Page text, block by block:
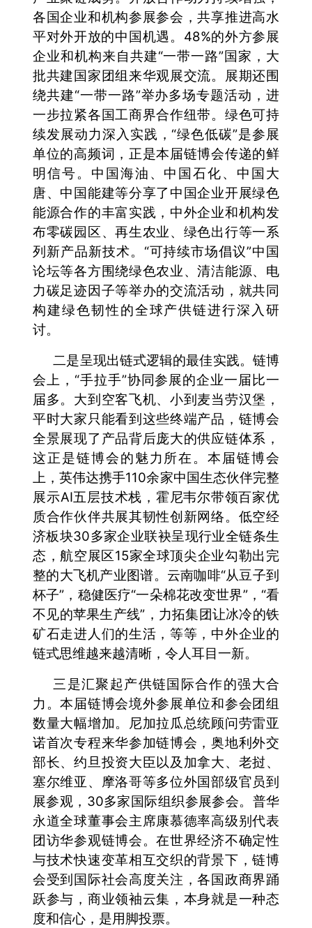
各国企业和机构参展参会，共享推进高水
平对外开放的中国机遇。48%的外方参展
企业和机构来自共建“一带一路”国家，大
批共建国家团组来华观展交流。展期还围
绕共建“一带一路”举办多场专题活动，进
一步拉紧各国工商界合作纽带。绿色可持
续发展动力深入实践，“绿色低碳”是参展
单位的高频词，正是本届链博会传递的鲜
明信号。中国海油、中国石化、中国大
唐、中国能建等分享了中国企业开展绿色
能源合作的丰富实践，中外企业和机构发
布零碳园区、再生农业、绿色出行等一系
列新产品新技术。“可持续市场倡议”中国
论坛等各方围绕绿色农业、清洁能源、电
力碳足迹因子等举办的交流活动，就共同
构建绿色韧性的全球产供链进行深入研
讨。
二是呈现出链式逻辑的最佳实践。链博
会上，“手拉手”协同参展的企业一届比一
届多。大到空客飞机、小到麦当劳汉堡，
平时大家只能看到这些终端产品，链博会
全景展现了产品背后庞大的供应链体系，
这正是链博会的魅力所在。本届链博会
上，英伟达携手110余家中国生态伙伴完整
展示AI五层技术栈，霍尼韦尔带领百家优
质合作伙伴共展其韧性创新网络。低空经
济板块30多家企业联袂呈现行业全链条生
态，航空展区15家全球顶尖企业勾勒出完
整的大飞机产业图谱。云南咖啡“从豆子到
杯子”，稳健医疗“一朵棉花改变世界”，“看
不见的苹果生产线”，力拓集团让冰冷的铁
矿石走进人们的生活，等等，中外企业的
链式思维越来越清晰，令人耳目一新。
三是汇聚起产供链国际合作的强大合
力。本届链博会境外参展单位和参会团组
数量大幅增加。尼加拉瓜总统顾问劳雷亚
诺首次专程来华参加链博会，奥地利外交
部长、约旦投资大臣以及加拿大、老挝、
塞尔维亚、摩洛哥等多位外国部级官员到
展参观，30多家国际组织参展参会。普华
永道全球董事会主席康慕德率高级别代表
团访华参观链博会。在世界经济不确定性
与技术快速变革相互交织的背景下，链博
会受到国际社会高度关注，各国政商界踊
跃参与，商业领袖云集，本身就是一种态
度和信心，是用脚投票。